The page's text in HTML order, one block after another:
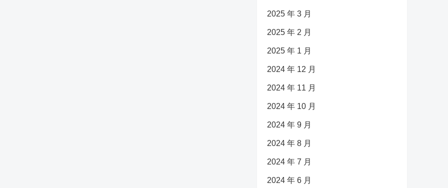
2025 年 3 月
2025 年 2 月
2025 年 1 月
2024 年 12 月
2024 年 11 月
2024 年 10 月
2024 年 9 月
2024 年 8 月
2024 年 7 月
2024 年 6 月